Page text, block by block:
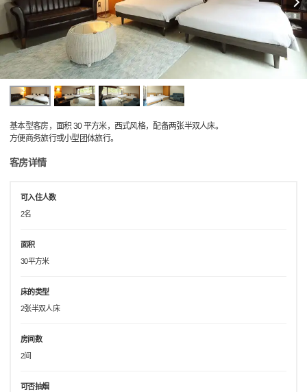
基本型客房，面积 30 平方米，西式风格，配备两张半双人床。
方便商务旅行或小型团体旅行。
客房详情
可入住人数
2名
面积
30平方米
床的类型
2张半双人床
房间数
2间
可否抽烟